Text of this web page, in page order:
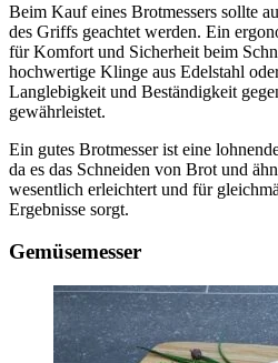
Beim Kauf eines Brotmessers sollte
des Griffs geachtet werden. Ein
für Komfort und Sicherheit beim
hochwertige Klinge aus Edelstahl
Langlebigkeit und Beständigkeit
gewährleistet.
Ein gutes Brotmesser ist eine
da es das Schneiden von Brot und
wesentlich erleichtert und für
Ergebnisse sorgt.
Gemüsemesser